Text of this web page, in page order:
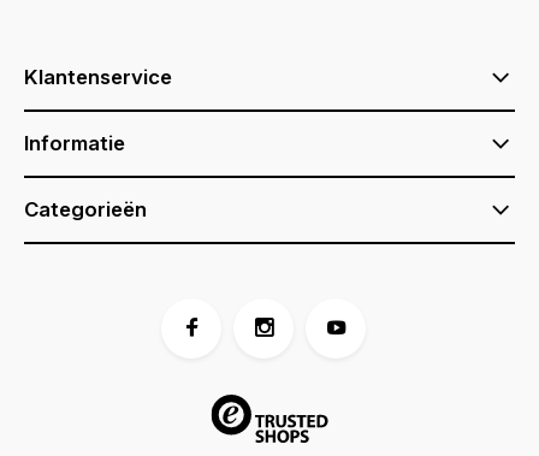
Klantenservice
Informatie
Categorieën